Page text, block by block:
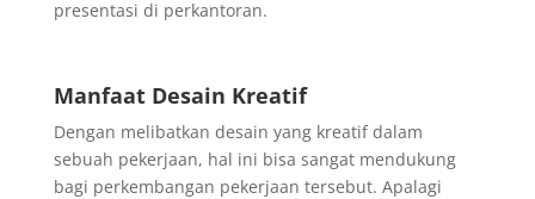
presentasi di perkantoran.
Manfaat Desain Kreatif
Dengan melibatkan desain yang kreatif dalam
sebuah pekerjaan, hal ini bisa sangat mendukung
bagi perkembangan pekerjaan tersebut. Apalagi